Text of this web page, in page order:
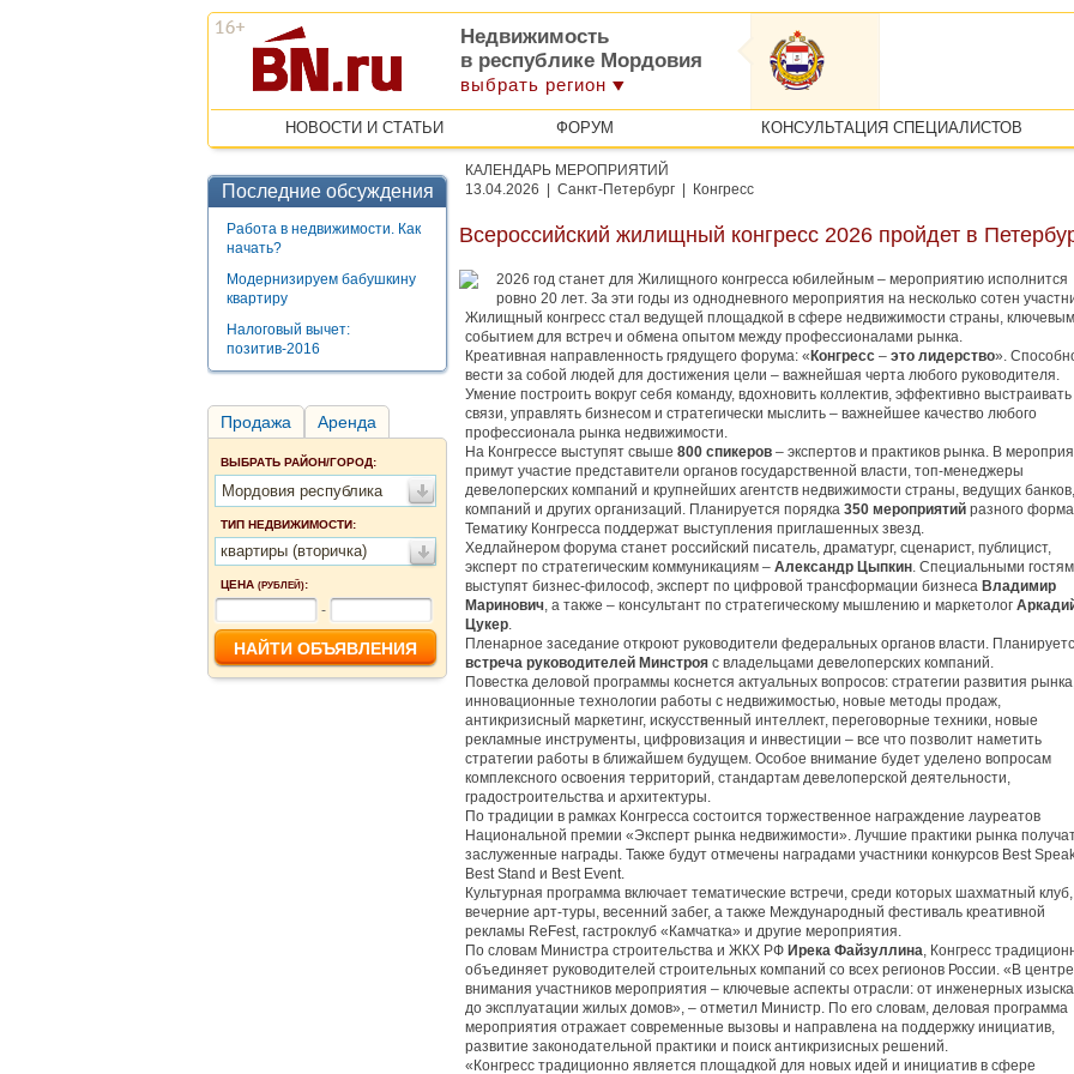
Недвижимость
в республике Мордовия
выбрать регион
НОВОСТИ И СТАТЬИ ФОРУМ КОНСУЛЬТАЦИЯ СПЕЦИАЛИСТОВ
Последние обсуждения
Работа в недвижимости. Как
начать?
Модернизируем бабушкину
квартиру
Налоговый вычет:
позитив-2016
Продажа Аренда
ВЫБРАТЬ РАЙОН/ГОРОД:
Мордовия республика
ТИП НЕДВИЖИМОСТИ:
квартиры (вторичка)
ЦЕНА (РУБЛЕЙ):
-
КАЛЕНДАРЬ МЕРОПРИЯТИЙ
13.04.2026 | Санкт-Петербург | Конгресс
Всероссийский жилищный конгресс 2026 пройдет в
2026 год станет для Жилищного конгресса юбилейным – мероприятию исполнится
ровно 20 лет. За эти годы из однодневного мероприятия на несколько сотен
Жилищный конгресс стал ведущей площадкой в сфере недвижимости страны, ключевым
событием для встреч и обмена опытом между профессионалами pынкa.
Креативная направленность грядущего форума: « Конгресс – это лидерство».
вести за собой людей для достижения цели – важнейшая черта любого руководителя.
Умение построить вокруг себя команду, вдохновить коллектив, эффективно выстраивать
связи, управлять бизнесом и стратегически мыслить – важнейшее качество любого
профессионала рынка недвижимости.
На Конгрессе выступят свыше 800 спикеров – экспертов и практиков рынка. В
примут участие представители органов государственной власти, топ-менеджеры
девелоперских компаний и крупнейших агентств недвижимости страны, ведущих
компаний и других организаций. Планируется порядка 350 мероприятий разного
Тематику Конгресса поддержат выступления приглашенных звезд.
Хедлайнером форума станет российский писатель, драматург, сценарист, публицист,
эксперт по стратегическим коммуникациям – Александр Цыпкин. Специальными
выступят бизнес-философ, эксперт по цифровой трансформации бизнеса Владимир
Маринович, а также – консультант по стратегическому мышлению и маркетолог
Цукер.
Пленарное заседание откроют руководители федеральных органов власти.
встреча руководителей Минстроя с владельцами девелоперских компаний.
Повестка деловой программы коснется актуальных вопросов: стратегии развития
инновационные технологии работы с недвижимостью, новые методы продаж,
антикризисный маркетинг, искусственный интеллект, переговорные техники, новые
рекламные инструменты, цифровизация и инвестиции – все что позволит наметить
стратегии работы в ближайшем будущем. Особое внимание будет уделено вопросам
комплексного освоения территорий, стандартам девелоперской деятельности,
градостроительства и архитектуры.
По традиции в рамках Конгресса состоится торжественное награждение лауреатов
Национальной премии «Эксперт рынка недвижимости». Лучшие практики рынка
заслуженные награды. Также будут отмечены наградами участники конкурсов Best
Best Stand и Best Event.
Культурная программа включает тематические встречи, среди которых шахматный клуб,
вечерние арт-туры, весенний забег, а также Международный фестиваль креативной
рекламы ReFest, гастроклуб «Камчатка» и другие мероприятия.
По словам Министра строительства и ЖКХ РФ Ирека Файзуллина, Конгресс
объединяет руководителей строительных компаний со всех регионов России. «В центре
внимания участников мероприятия – ключевые аспекты отрасли: от инженерных
до эксплуатации жилых домов», – отметил Министр. По его словам, деловая программа
мероприятия отражает современные вызовы и направлена на поддержку инициатив,
развитие законодательной практики и поиск антикризисных решений.
«Конгресс традиционно является площадкой для новых идей и инициатив в сфере